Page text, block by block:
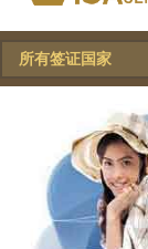
所有签证国家